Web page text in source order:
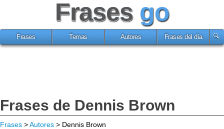
Frases go
Frases Temas Autores Frases del día
Frases de Dennis Brown
Frases >Autores > Dennis Brown